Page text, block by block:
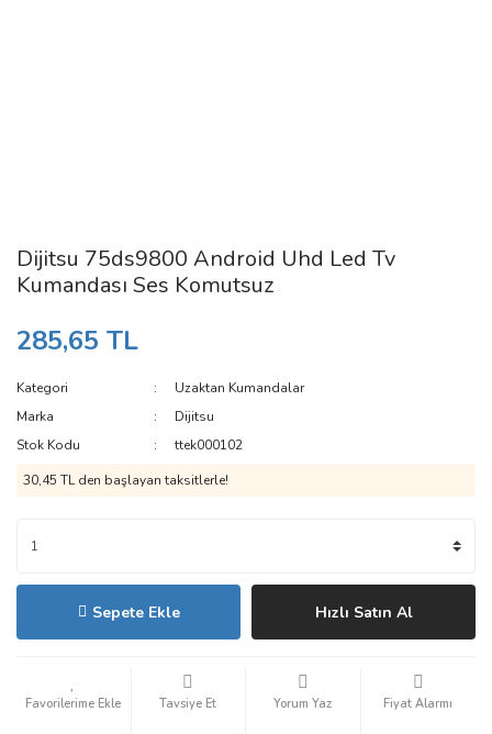
Dijitsu 75ds9800 Android Uhd Led Tv
Kumandası Ses Komutsuz
285,65 TL
Kategori
Uzaktan Kumandalar
Marka
Dijitsu
Stok Kodu
ttek000102
30,45 TL den başlayan taksitlerle!
Sepete Ekle Hızlı Satın Al
Tavsiye Et Yorum Yaz Fiyat Alarmı